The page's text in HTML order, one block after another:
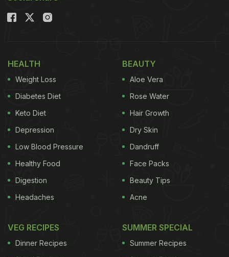
HEALTH
Weight Loss
Diabetes Diet
Keto Diet
Depression
Low Blood Pressure
Healthy Food
Digestion
Headaches
BEAUTY
Aloe Vera
Rose Water
Hair Growth
Dry Skin
Dandruff
Face Packs
Beauty Tips
Acne
VEG RECIPES
Dinner Recipes
SUMMER SPECIAL
Summer Recipes